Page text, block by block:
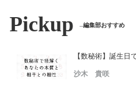
Pickup 編集部おすすめ
【数秘術】誕生日
沙木 貴咲